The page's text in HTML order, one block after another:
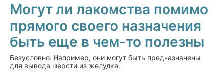
Могут ли лакомства помимо
прямого своего назначения
быть еще в чем-то полезны
Безусловно. Например, они могут быть предназначены
для вывода шерсти из желудка.